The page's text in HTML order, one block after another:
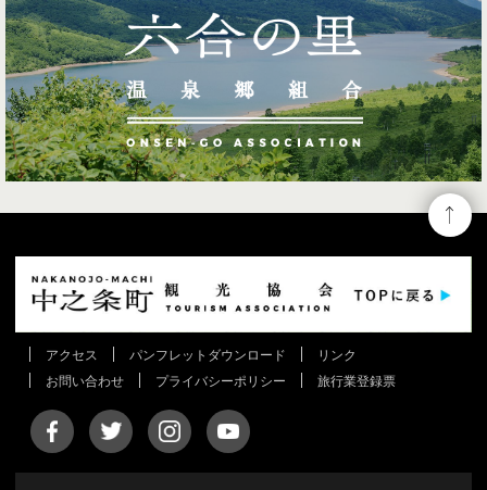
アクセス パンフレットダウンロード
リンク
お問い合わせ
プライバシーポリシー 旅行業登録票